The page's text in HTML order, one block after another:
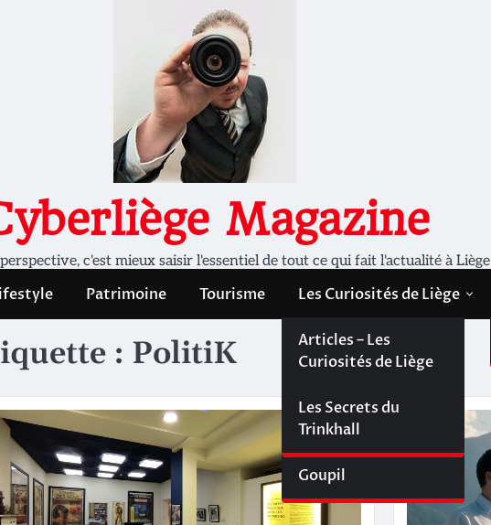
Magazine
c'est mieux saisir l'essentiel de tout ce qui fait l'actualité à Liège
Patrimoine Tourisme Les Curiosités de Liège
Les Curiosités de
Liège
Articles – Les
Curiosités de Liège
Les dossiers de
Cyberliège Magazine
Les Secrets du
Trinkhall
Goupil
: PolitiK